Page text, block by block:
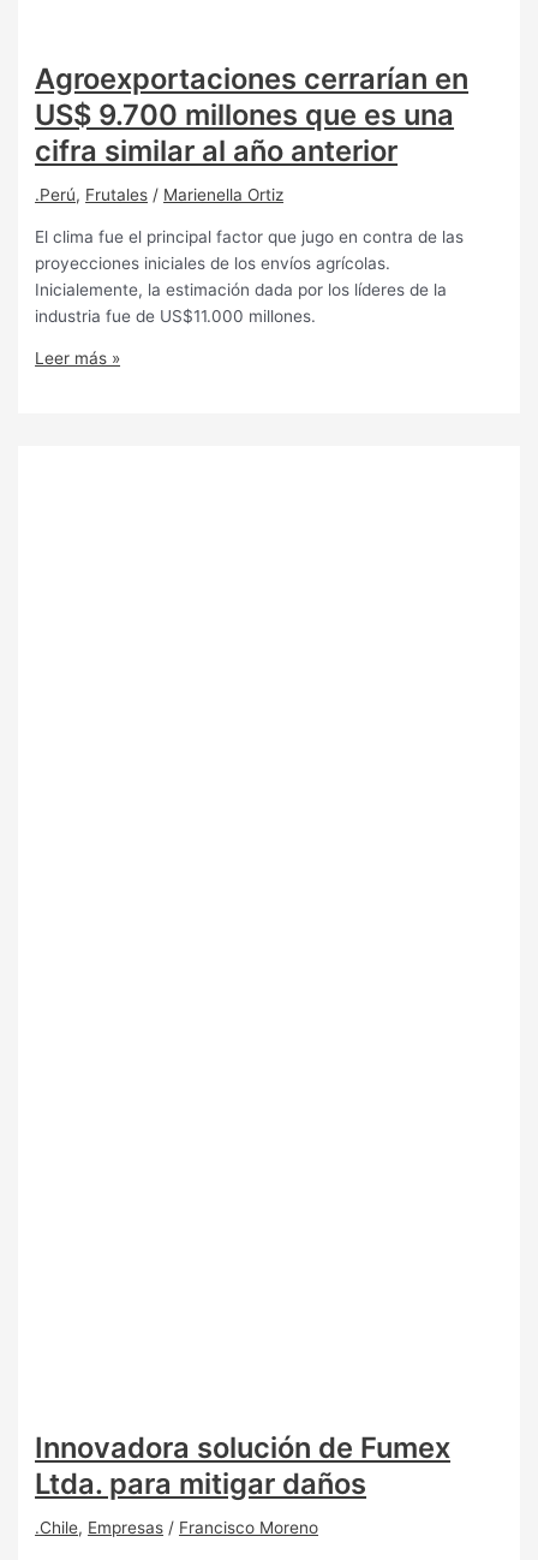
Agroexportaciones cerrarían en
US$ 9.700 millones que es una
cifra similar al año anterior
.Perú, Frutales / Marienella Ortiz
El clima fue el principal factor que jugo en contra de las
proyecciones iniciales de los envíos agrícolas.
Inicialemente, la estimación dada por los líderes de la
industria fue de US$11.000 millones.
Leer más »
Innovadora solución de Fumex
Ltda. para mitigar daños
.Chile, Empresas / Francisco Moreno